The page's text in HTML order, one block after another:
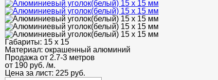
АКЦИИ
НЕДОРОГОЙ МЕТАЛЛОПРОКАТ
Габариты: 15 х 15
Материал: окрашенный алюминий
Продажа от 2.7-3 метров
от 190 руб. /м.
Цена за лист: 225 руб.